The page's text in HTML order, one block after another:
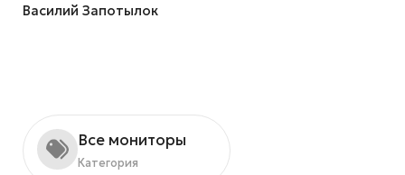
Василий Запотылок
Все мониторы
Категория